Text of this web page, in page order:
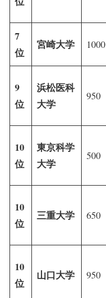
7
位
宮崎大学 1000
9
位
浜松医科
大学
950
10
位
東京科学
大学
500
10
位
三重大学 650
10
位
山口大学 950